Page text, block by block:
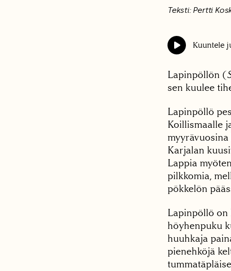
Teksti: Pertti
Kuuntele
Lapinpöllön (
sen kuulee
Lapinpöllö
Koillismaalle
Karjalan
Lappia
pilkkomia,
pökkelön
Lapinpöllö on
höyhenpuku
huuhkaja
pienehköjä